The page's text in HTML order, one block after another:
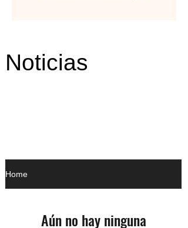
Noticias
Home
Aún no hay ninguna